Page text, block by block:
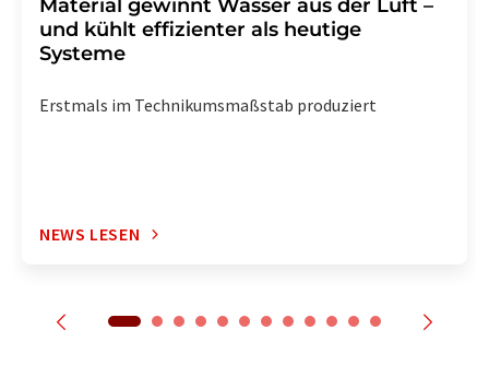
Material gewinnt Wasser aus der Luft –
und kühlt effizienter als heutige
Systeme
Erstmals im Technikumsmaßstab produziert
NEWS LESEN